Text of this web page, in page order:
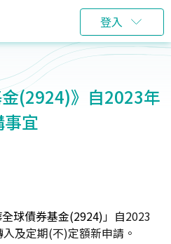
登入
(2924)》自2023年
宜
球債券基金(2924)」自2023
及定期(不)定額新申請。